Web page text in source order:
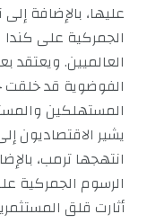
عليها، بالإضافة
الجمركية على
العالميين. ويعتقد
الفوضوية قد خلقت
المستهلكين
يشير الاقتصاديون
انتهجها ترمب،
الرسوم الجمركية
أثارت قلق